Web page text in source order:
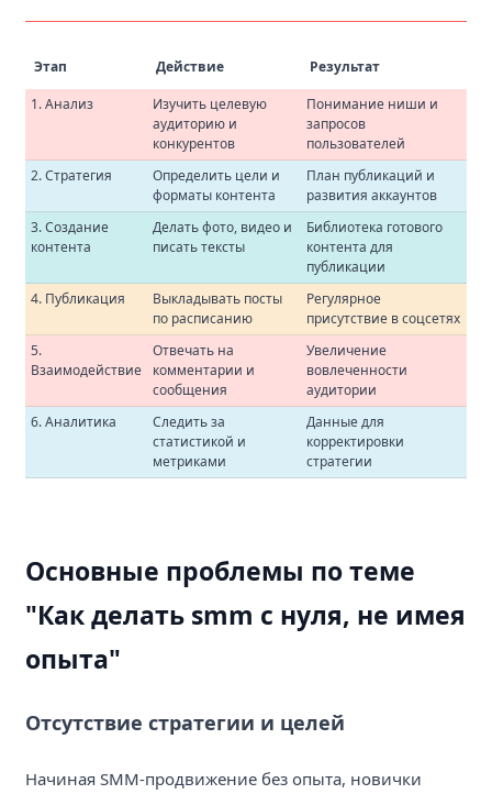
Этап Действие
Результат
1. Анализ
Изучить целевую
аудиторию и
конкурентов
Понимание ниши и
запросов
пользователей
2. Стратегия
Определить цели и
форматы контента
План публикаций и
развития аккаунтов
3. Создание
контента
Делать фото, видео и
писать тексты
Библиотека готового
контента для
публикации
4. Публикация
Выкладывать посты
по расписанию
Регулярное
присутствие в соцсетях
5.
Взаимодействие
Отвечать на
комментарии и
сообщения
Увеличение
вовлеченности
аудитории
6. Аналитика
Следить за
статистикой и
метриками
Данные для
корректировки
стратегии
Основные проблемы по теме
"Как делать smm с нуля, не имея
опыта"
Отсутствие стратегии и целей
Начиная SMM-продвижение без опыта, новички